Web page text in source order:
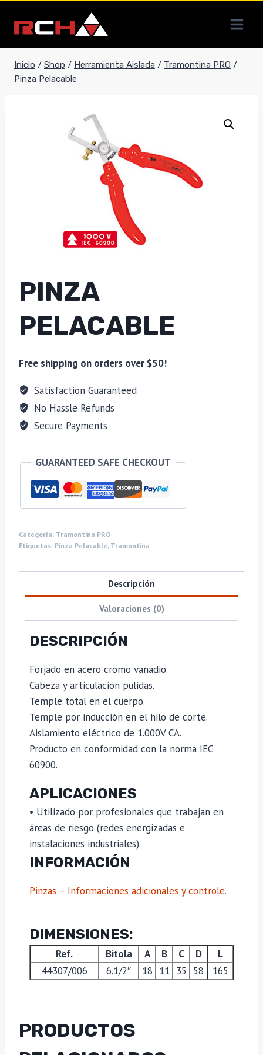
contenido
Inicio / Shop / Herramienta Aislada / Tramontina PRO /
Pinza Pelacable
PINZA
PELACABLE
Free shipping on orders over $50!
Satisfaction Guaranteed
No Hassle Refunds
Secure Payments
GUARANTEED SAFE CHECKOUT
Categoría: Tramontina PRO
Etiquetas: Pinza Pelacable, Tramontina
Descripción
Valoraciones (0)
DESCRIPCIÓN
Forjado en acero cromo vanadio.
Cabeza y articulación pulidas.
Temple total en el cuerpo.
Temple por inducción en el hilo de corte.
Aislamiento eléctrico de 1.000V CA.
Producto en conformidad con la norma IEC
60900.
APLICACIONES
• Utilizado por profesionales que trabajan en
áreas de riesgo (redes energizadas e
instalaciones industriales).
INFORMACIÓN
Pinzas – Informaciones adicionales y controle.
DIMENSIONES:
Ref. Bitola A B C D
L
44307/006
6.1/2″ 18 11 35 58 165
PRODUCTOS